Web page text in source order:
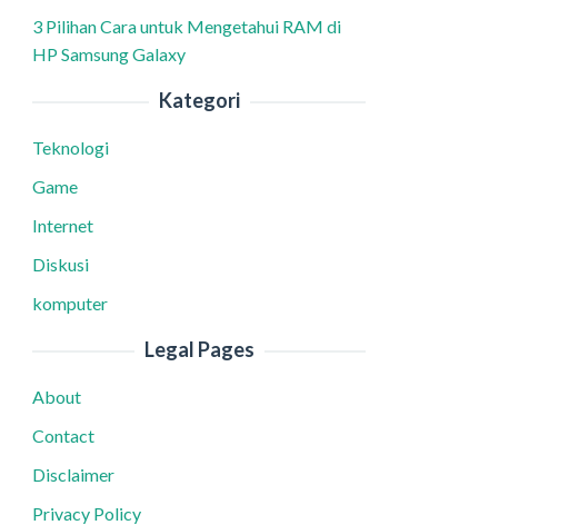
3 Pilihan Cara untuk Mengetahui RAM di
HP Samsung Galaxy
Kategori
Teknologi
Game
Internet
Diskusi
komputer
Legal Pages
About
Contact
Disclaimer
Privacy Policy